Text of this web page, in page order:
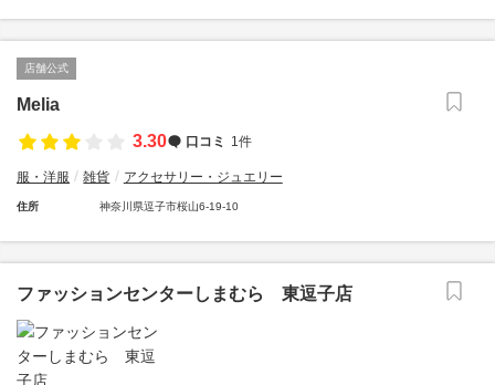
店舗公式
Melia
3.30
口コミ 1件
服・洋服 雑貨 アクセサリー・ジュエリー
住所 神奈川県逗子市桜山6-19-10
ファッションセンターしまむら 東逗子店